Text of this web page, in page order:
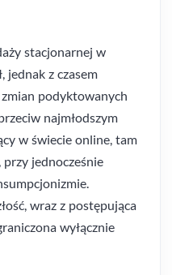
stacjonarnej w
jednak z czasem
podyktowanych
najmłodszym
w świecie online, tam
przy jednocześnie
wraz z postępująca
wyłącznie